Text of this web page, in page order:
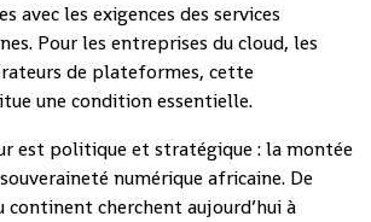
avec les exigences des services
Pour les entreprises du cloud, les
de plateformes, cette
une condition essentielle.
est politique et stratégique : la montée
numérique africaine. De
cherchent aujourd’hui à